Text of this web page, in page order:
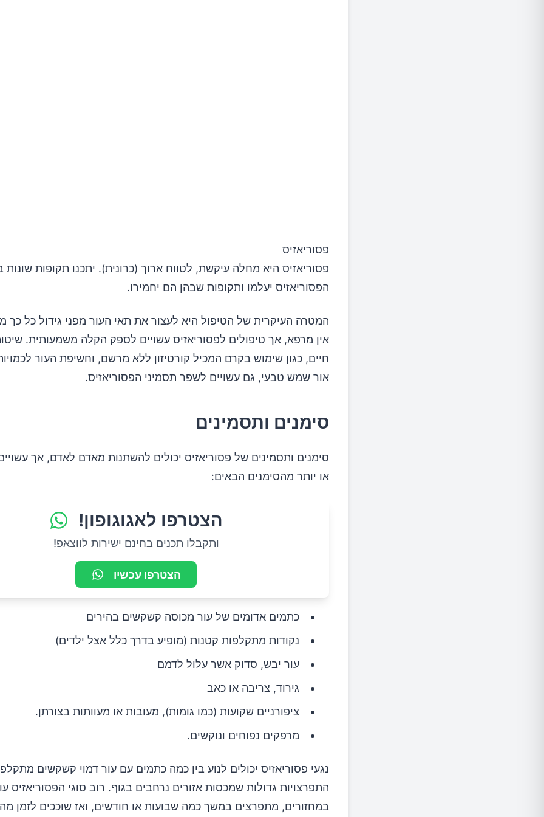
פסוריאזיס
פסוריאזיס היא מחלה עיקשת, לטווח ארוך (כרונית). יתכנו תקופות שונות
הפסוריאזיס יעלמו ותקופות שבהן הם יחמירו.
המטרה העיקרית של הטיפול היא לעצור את תאי העור מפני גידול כל כך
אין מרפא, אך טיפולים לפסוריאזיס עשויים לספק הקלה משמעותית.
חיים, כגון שימוש בקרם המכיל קורטיזון ללא מרשם, וחשיפת העור
אור שמש טבעי, גם עשויים לשפר תסמיני הפסוריאזיס.
סימנים ותסמינים
סימנים ותסמינים של פסוריאזיס יכולים להשתנות מאדם לאדם, אך
או יותר מהסימנים הבאים:
הצטרפו לאגוגופון!
ותקבלו תכנים בחינם ישירות לווצאפ!
הצטרפו עכשיו
כתמים אדומים של עור מכוסה קשקשים בהירים
נקודות מתקלפות קטנות (מופיע בדרך כלל אצל ילדים)
עור יבש, סדוק אשר עלול לדמם
גירוד, צריבה או כאב
ציפורניים שקועות (כמו גומות), מעובות או מעוותות בצורתן.
מרפקים נפוחים ונוקשים.
נגעי פסוריאזיס יכולים לנוע בין כמה כתמים עם עור דמוי קשקשים
התפרצויות גדולות שמכסות אזורים נרחבים בגוף. רוב סוגי הפסוריאזיס
במחזורים, מתפרצים במשך כמה שבועות או חודשים, ואז שוככים לזמן מה